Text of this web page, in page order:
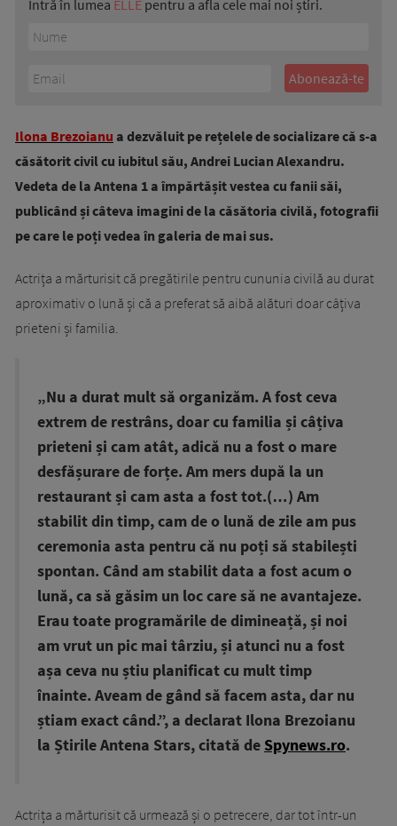
Intră în lumea ELLE pentru a afla cele mai noi știri.
Ilona Brezoianu a dezvăluit pe rețelele de socializare că s-a
căsătorit civil cu iubitul său, Andrei Lucian Alexandru.
Vedeta de la Antena 1 a împărtășit vestea cu fanii săi,
publicând și câteva imagini de la căsătoria civilă, fotografii
pe care le poți vedea în galeria de mai sus.
Actrița a mărturisit că pregătirile pentru cununia civilă au durat
aproximativ o lună și că a preferat să aibă alături doar câțiva
prieteni și familia.
„Nu a durat mult să organizăm. A fost ceva
extrem de restrâns, doar cu familia și câțiva
prieteni și cam atât, adică nu a fost o mare
desfășurare de forțe. Am mers după la un
restaurant și cam asta a fost tot.(…) Am
stabilit din timp, cam de o lună de zile am pus
ceremonia asta pentru că nu poți să stabilești
spontan. Când am stabilit data a fost acum o
lună, ca să găsim un loc care să ne avantajeze.
Erau toate programările de dimineață, și noi
am vrut un pic mai târziu, și atunci nu a fost
așa ceva nu știu planificat cu mult timp
înainte. Aveam de gând să facem asta, dar nu
știam exact când.”, a declarat Ilona Brezoianu
la Știrile Antena Stars, citată de Spynews.ro.
Actrița a mărturisit că urmează și o petrecere, dar tot într-un